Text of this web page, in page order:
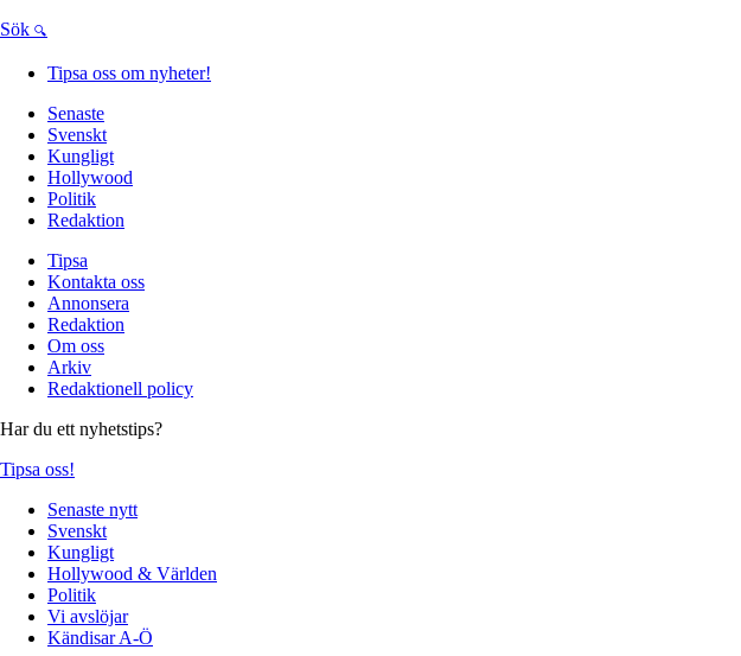
Sök
Tipsa oss om nyheter!
Senaste
Svenskt
Kungligt
Hollywood
Politik
Redaktion
Tipsa
Kontakta oss
Annonsera
Redaktion
Om oss
Arkiv
Redaktionell policy
Har du ett nyhetstips?
Tipsa oss!
Senaste nytt
Svenskt
Kungligt
Hollywood & Världen
Politik
Vi avslöjar
Kändisar A-Ö